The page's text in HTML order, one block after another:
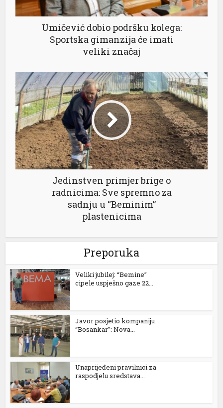
Umičević dobio podršku kolega:
Sportska gimanzija će imati
veliki značaj
Jedinstven primjer brige o
radnicima: Sve spremno za
sadnju u “Beminim”
plastenicima
Preporuka
Veliki jubilej: “Bemine”
cipele uspješno gaze 22...
Javor posjetio kompaniju
“Bosankar”: Nova...
Unaprijeđeni pravilnici za
raspodjelu sredstava...